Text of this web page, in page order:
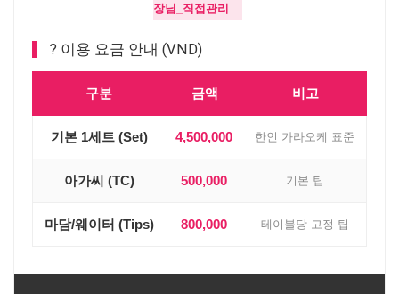
장님_직접관리
? 이용 요금 안내 (VND)
구분 금액 비고
기본 1세트 (Set) 4,500,000 한인 가라오케 표준
아가씨 (TC) 500,000 기본 팁
마담/웨이터 (Tips) 800,000 테이블당 고정 팁